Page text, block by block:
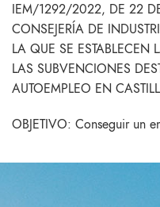
IEM/1292/2022, DE 22
CONSEJERÍA DE
LA QUE SE ESTABLECEN
LAS SUBVENCIONES
AUTOEMPLEO EN
OBJETIVO: Conseguir un